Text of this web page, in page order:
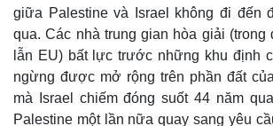
Thế giới
Quan sát
Cuộc sống đó đây
Hồ sơ
Video
Ảnh
E-
giữa Palestine và Israel không đi đến
qua. Các nhà trung gian hòa giải (trong
lẫn EU) bất lực trước những khu định
ngừng được mở rộng trên phần đất
mà Israel chiếm đóng suốt 44 năm
Palestine một lần nữa quay sang yêu